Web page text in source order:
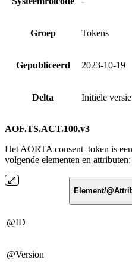
Groep Tokens
Gepubliceerd 2023-10-19
Delta Initiële
AOF.TS.ACT.100.v3
Het AORTA consent_token is
volgende elementen en attributen:
Element/
@ID
@Version